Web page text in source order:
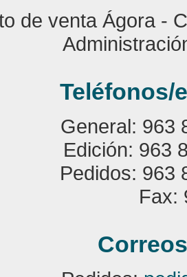
venta Ágora -
Teléfonos/
General: 963
Edición: 963
Pedidos: 963
Fax: